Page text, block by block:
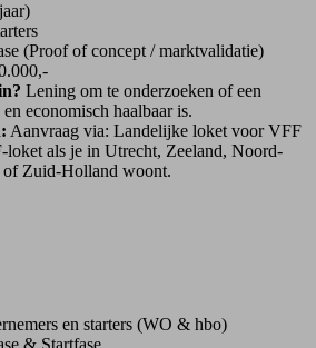
(Proof of concept / marktvalidatie)
Lening om te onderzoeken of een
economisch haalbaar is.
Aanvraag via: Landelijke loket voor VFF
loket als je in Utrecht, Zeeland, Noord-
Zuid-Holland woont.
en starters (WO & hbo)
& Startfase